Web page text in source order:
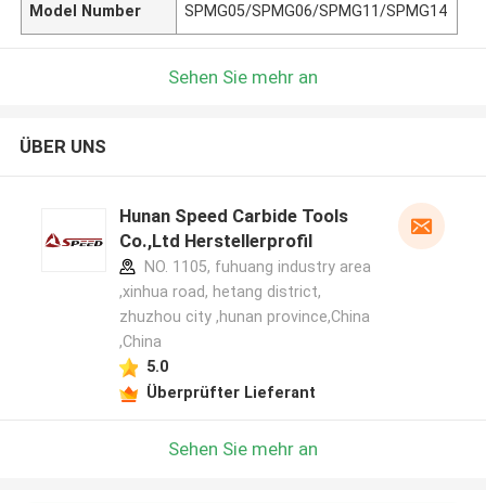
Model Number SPMG05/SPMG06/SPMG11/SPMG14
Sehen Sie mehr an
ÜBER UNS
Hunan Speed Carbide Tools
Co.,Ltd Herstellerprofil
NO. 1105, fuhuang industry area
,xinhua road, hetang district,
zhuzhou city ,hunan province,China
,China
5.0
Überprüfter Lieferant
Sehen Sie mehr an